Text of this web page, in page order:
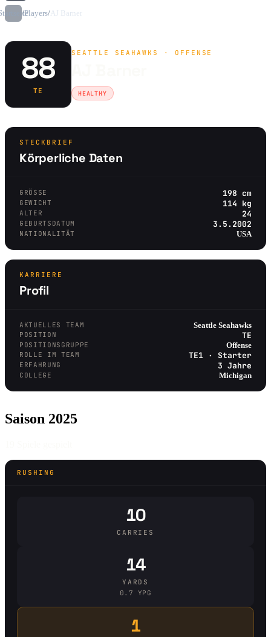
/Players/AJ Barner
88
TE
SEATTLE SEAHAWKS · OFFENSE
HEALTHY
STECKBRIEF
Körperliche Daten
GRÖSSE 198 cm
GEWICHT 114 kg
ALTER 24
GEBURTSDATUM 3.5.2002
NATIONALITÄT USA
KARRIERE
Profil
AKTUELLES TEAM Seattle Seahawks
POSITION TE
POSITIONSGRUPPE Offense
ROLLE IM TEAM TE1 · Starter
ERFAHRUNG 3 Jahre
COLLEGE Michigan
Saison 2025
RUSHING
10
CARRIES
14
YARDS
0.7 YPG
1